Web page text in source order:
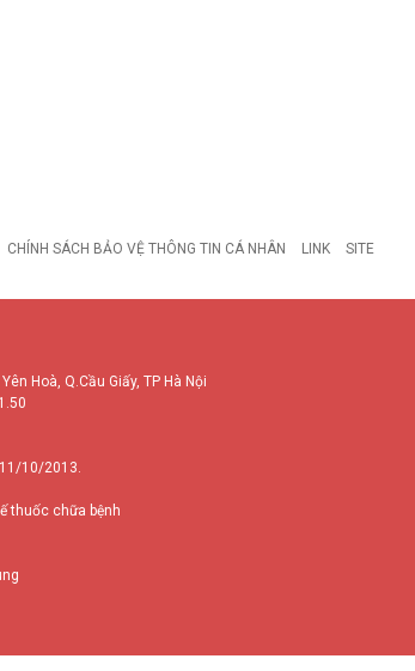
CHÍNH SÁCH BẢO VỆ THÔNG TIN CÁ NHÂN LINK SITE
Hoà, Q.Cầu Giấy, TP Hà Nội
10/2013.
thuốc chữa bệnh